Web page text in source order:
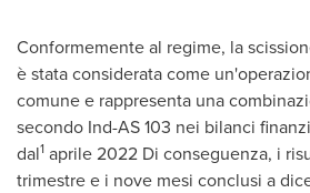
Conformemente al regime, la
è stata considerata come
comune e rappresenta una
secondo Ind-AS 103 nei bilanci
dal1 aprile 2022 Di conseguenza, i
trimestre e i nove mesi conclusi a